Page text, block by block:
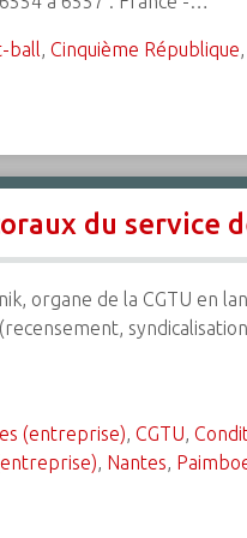
ball, Cinquième République,
du service
organe de la CGTU en
(entreprise), CGTU,
, Nantes,